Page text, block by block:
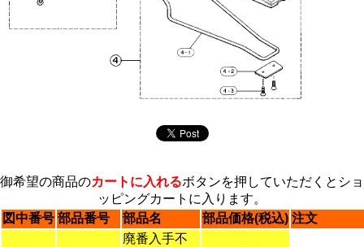
御希望の商品のカートに入れるボタンを押していただくとショ
ッピングカートに入ります。
図中番号 部品番号 部品名 部品価格(税込) 注文
廃番入手不